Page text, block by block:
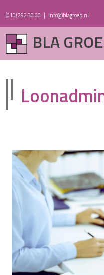
(010) 292 30 60 | info@blagroep.nl
BLA